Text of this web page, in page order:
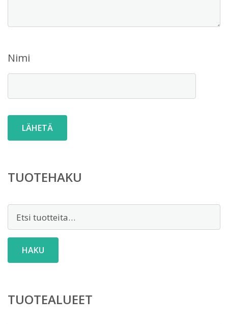
Nimi
TUOTEHAKU
HAKU
TUOTEALUEET